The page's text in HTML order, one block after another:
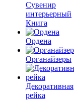
Сувенир
интерьерный
Книга
Ордена
Органайзеры
Декоративная
рейка